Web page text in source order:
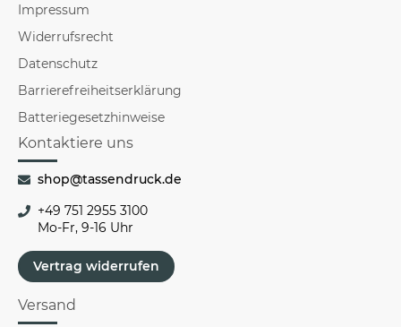
Impressum
Widerrufsrecht
Datenschutz
Barrierefreiheitserklärung
Batteriegesetzhinweise
Kontaktiere uns
shop@tassendruck.de
+49 751 2955 3100
Mo-Fr, 9-16 Uhr
Vertrag widerrufen
Versand